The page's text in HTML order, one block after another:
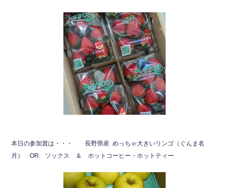
本日の参加賞は・・・ 長野県産 めっちゃ大きいリンゴ（ぐんま名
月） OR ソックス ＆ ホットコーヒー・ホットティー